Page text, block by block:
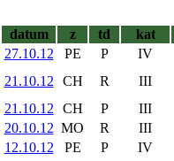
datum
z td kat
27.10.12
PE P IV
21.10.12
CH R III
21.10.12
CH P III
20.10.12 MO R III
12.10.12
PE P IV